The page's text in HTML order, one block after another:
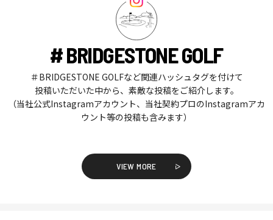
# BRIDGESTONE GOLF
＃BRIDGESTONE GOLFなど関連ハッシュタグを付けて
投稿いただいた中から、素敵な投稿をご紹介します。
（当社公式Instagramアカウント、当社契約プロのInstagramアカ
ウント等の投稿も含みます）
VIEW MORE